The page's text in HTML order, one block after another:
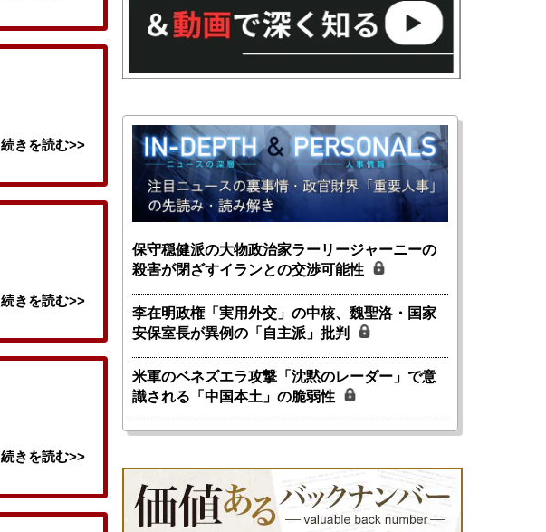
続きを読む>>
続きを読む>>
続きを読む>>
保守穏健派の大物政治家ラーリージャーニーの
殺害が閉ざすイランとの交渉可能性
李在明政権「実用外交」の中核、魏聖洛・国家
安保室長が異例の「自主派」批判
米軍のベネズエラ攻撃「沈黙のレーダー」で意
識される「中国本土」の脆弱性